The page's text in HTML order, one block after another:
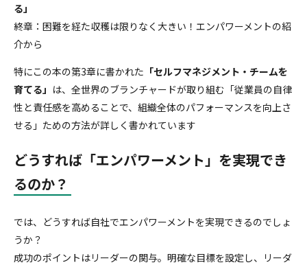
る」
終章：困難を経た収穫は限りなく大きい！エンパワーメントの紹
介から
特にこの本の第3章に書かれた 「セルフマネジメント・チームを
育てる」 は、全世界のブランチャードが取り組む「従業員の自律
性と責任感を高めることで、組織全体のパフォーマンスを向上さ
せる」ための方法が詳しく書かれています
どうすれば「エンパワーメント」を実現でき
るのか？
では、どうすれば自社でエンパワーメントを実現できるのでしょ
うか？
成功のポイントはリーダーの関与。明確な目標を設定し、リーダ